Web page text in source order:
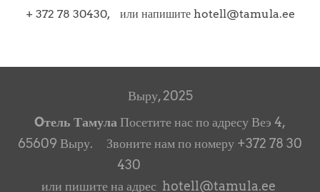
+ 372 78 30430, или напишите hotell@tamula.ee
Выру, 2025
Oтель Тамула Посетите нас по адресу Веэ 4,
65609 Выру. Звоните нам по номеру +372 78 30
430
или пишите на адрес hotell@tamula.ee